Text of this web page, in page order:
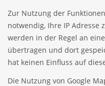
Zur Nutzung der
notwendig, Ihre IP Adresse
werden in der Regel an
übertragen und dort
hat keinen Einfluss auf
Die Nutzung von Google